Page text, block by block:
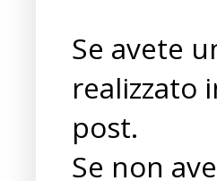
Se avete
realizzato
post.
Se non